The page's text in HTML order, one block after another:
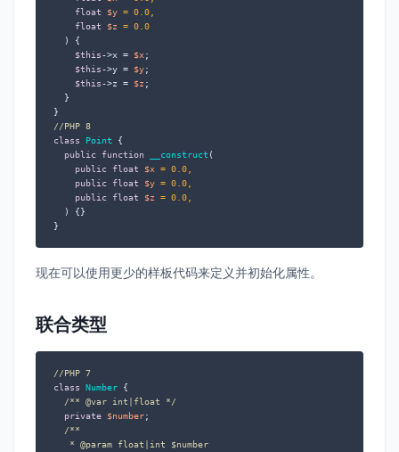
float
$y = 0.0,
float
$z = 0.0
)
{
$this->x = $x;
$this->y = $y;
$this->z = $z ;
  }
//PHP 8
class
Point
{
public
function __construct (
public
float $x = 0.0,
public
float $y = 0.0,
public
float $z = 0.0,
)
{}
}
现在可以使用更少的样板代码来定义并初始化属性。
联合类型
//PHP 7
class
Number
{
/** @var int|float */
private
$number;
/**
* @param float|int $number